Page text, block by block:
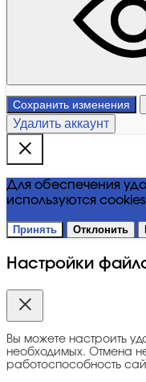
Сохранить изменения
Удалить аккаунт
Для обеспечения
используются cookies
Принять Отклонить
Настройки
Вы можете настроить
необходимых. Отмена
работоспособность